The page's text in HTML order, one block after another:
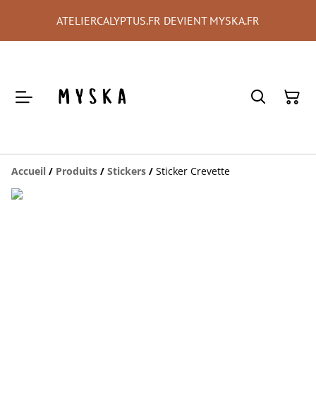
ATELIERCALYPTUS.FR DEVIENT MYSKA.FR
Accueil / Produits / Stickers / Sticker Crevette